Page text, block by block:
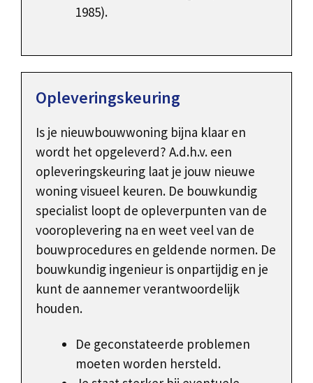
1985).
Opleveringskeuring
Is je nieuwbouwwoning bijna klaar en
wordt het opgeleverd? A.d.h.v. een
opleveringskeuring laat je jouw nieuwe
woning visueel keuren. De bouwkundig
specialist loopt de opleverpunten van de
vooroplevering na en weet veel van de
bouwprocedures en geldende normen. De
bouwkundig ingenieur is onpartijdig en je
kunt de aannemer verantwoordelijk
houden.
De geconstateerde problemen
moeten worden hersteld.